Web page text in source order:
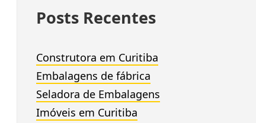
Posts Recentes
Construtora em Curitiba
Embalagens de fábrica
Seladora de Embalagens
Imóveis em Curitiba